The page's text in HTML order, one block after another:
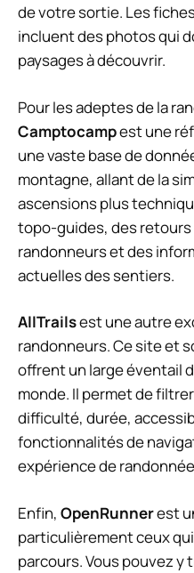
de votre sortie. Les
incluent des photos qui
paysages à découvrir.
Pour les adeptes de la
Camptocampest une
une vaste base de
montagne, allant de la
ascensions plus
topo-guides, des retours
randonneurs et des
actuelles des sentiers.
AllTrailsest une autre
randonneurs. Ce site et
offrent un large éventail
monde. Il permet de
difficulté, durée,
fonctionnalités de
expérience de
Enfin, OpenRunnerest
particulièrement ceux
parcours. Vous pouvez y